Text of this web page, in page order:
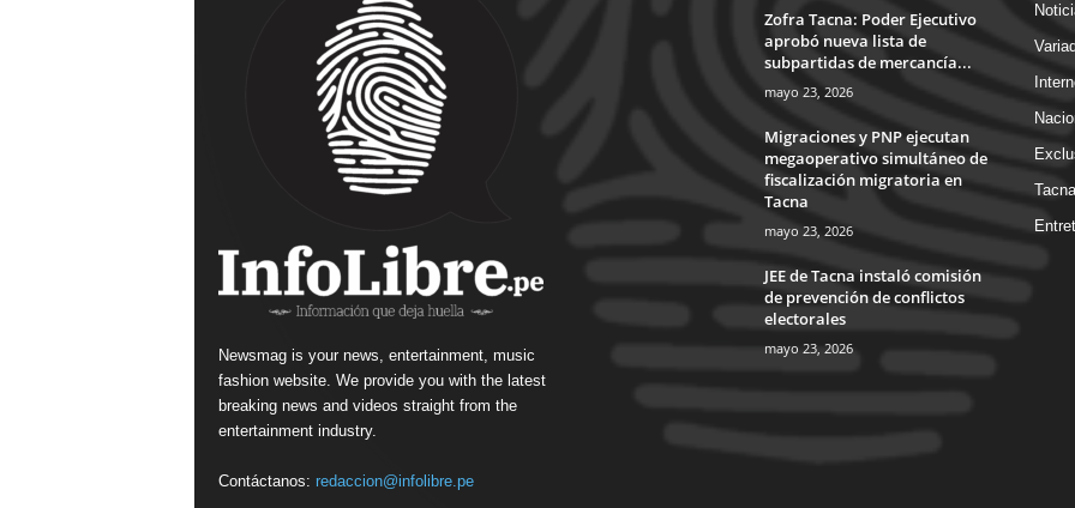
Newsmag is your news, entertainment, music
fashion website. We provide you with the latest
breaking news and videos straight from the
entertainment industry.
Contáctanos: redaccion@infolibre.pe
Zofra Tacna: Poder Ejecutivo
aprobó nueva lista de
subpartidas de mercancía...
mayo 23, 2026
Migraciones y PNP ejecutan
megaoperativo simultáneo de
fiscalización migratoria en
Tacna
mayo 23, 2026
JEE de Tacna instaló comisión
de prevención de conflictos
electorales
mayo 23, 2026
Tacna